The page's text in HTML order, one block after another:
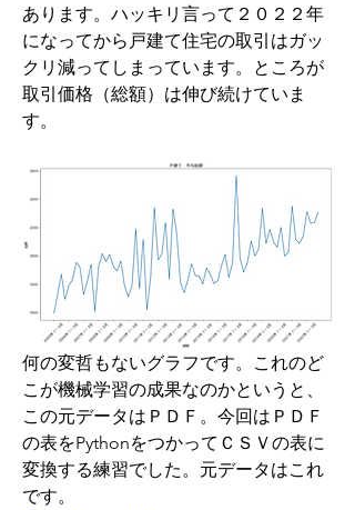
あります。ハッキリ言って２０２２年
になってから戸建て住宅の取引はガッ
クリ減ってしまっています。ところが
取引価格（総額）は伸び続けていま
す。
何の変哲もないグラフです。これのど
こが機械学習の成果なのかというと、
この元データはＰＤＦ。今回はＰＤＦ
の表をPythonをつかってＣＳＶの表に
変換する練習でした。元データはこれ
です。